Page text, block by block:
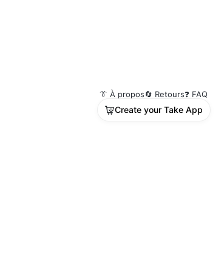
👔 À propos🔄 Retours❓ FAQ
Create your Take App